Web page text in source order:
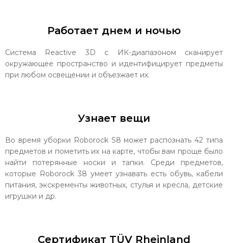
Работает днем и ночью
Система Reactive 3D с ИК-диапазоном сканирует
окружающее пространство и идентифицирует предметы
при любом освещении и объезжает их.
Узнает вещи
Во время уборки Roborock S8 может распознать 42 типа
предметов и пометить их на карте, чтобы вам проще было
найти потерянные носки и тапки. Среди предметов,
которые Roborock 38 умеет узнавать есть обувь, кабели
питания, экскременты животных, стулья и кресла, детские
игрушки и др.
Сертификат TÜV Rheinland